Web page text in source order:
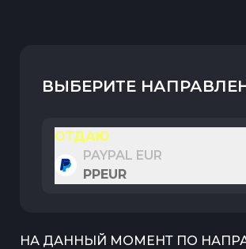
ВЫБЕРИТЕ
ОТДАЮ
PAYPAL EUR
PPEUR
НА ДАННЫЙ МОМЕНТ ПО